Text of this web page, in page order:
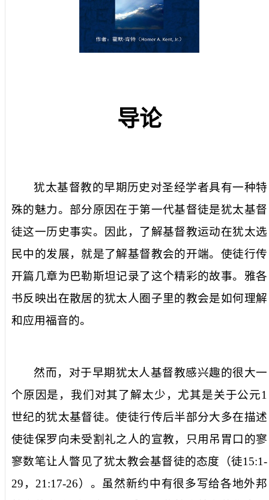
导论
犹太基督教的早期历史对圣经学者具有一种特
殊的魅力。部分原因在于第一代基督徒是犹太基督
徒这一历史事实。因此，了解基督教运动在犹太选
民中的发展，就是了解基督教会的开端。使徒行传
开篇几章为巴勒斯坦记录了这个精彩的故事。雅各
书反映出在散居的犹太人圈子里的教会是如何理解
和应用福音的。
然而，对于早期犹太人基督教感兴趣的很大一
个原因是，我们对其了解太少，尤其是关于公元1
世纪的犹太基督徒。使徒行传后半部分大多在描述
使徒保罗向未受割礼之人的宣教，只用吊胃口的寥
寥数笔让人瞥见了犹太教会基督徒的态度（徒15:1-
29 ， 21:17-26）。虽然新约中有很多写给各地外邦